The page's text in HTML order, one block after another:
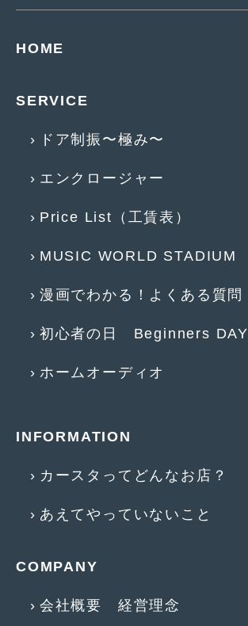
HOME
SERVICE
ドア制振〜極み〜
エンクロージャー
Price List（工賃表）
MUSIC WORLD STADIUM
漫画でわかる！よくある質問
初心者の日 Beginners DAY
ホームオーディオ
INFORMATION
カースタってどんなお店？
あえてやっていないこと
COMPANY
会社概要 経営理念